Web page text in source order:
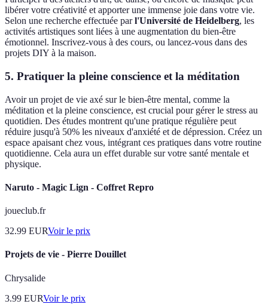
libérer votre créativité et apporter une immense joie dans votre vie.
Selon une recherche effectuée parl'Université de Heidelberg, les
activités artistiques sont liées à une augmentation du bien-être
émotionnel. Inscrivez-vous à des cours, ou lancez-vous dans des
projets DIY à la maison.
5. Pratiquer la pleine conscience et la méditation
Avoir un projet de vie axé sur le bien-être mental, comme la
méditation et la pleine conscience, est crucial pour gérer le stress au
quotidien. Des études montrent qu'une pratique régulière peut
réduire jusqu'à 50% les niveaux d'anxiété et de dépression. Créez un
espace apaisant chez vous, intégrant ces pratiques dans votre routine
quotidienne. Cela aura un effet durable sur votre santé mentale et
physique.
Naruto - Magic Lign - Coffret Repro
joueclub.fr
32.99 EURVoir le prix
Projets de vie - Pierre Douillet
Chrysalide
3.99 EURVoir le prix